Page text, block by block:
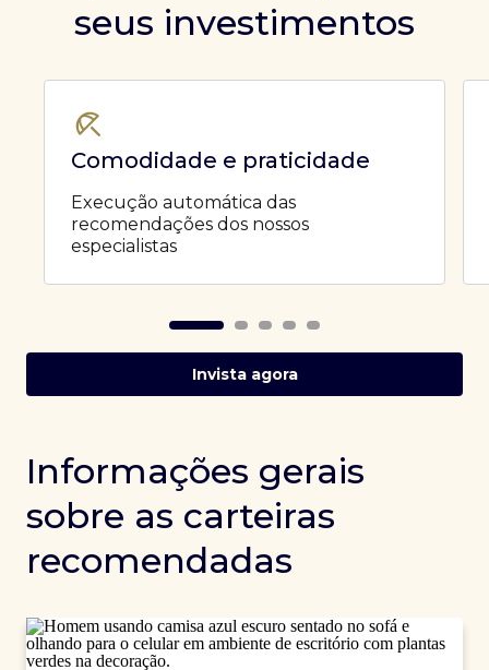
seus investimentos
Comodidade e praticidade
Execução automática das
recomendações dos nossos
especialistas
Invista agora
Informações gerais
sobre as carteiras
recomendadas